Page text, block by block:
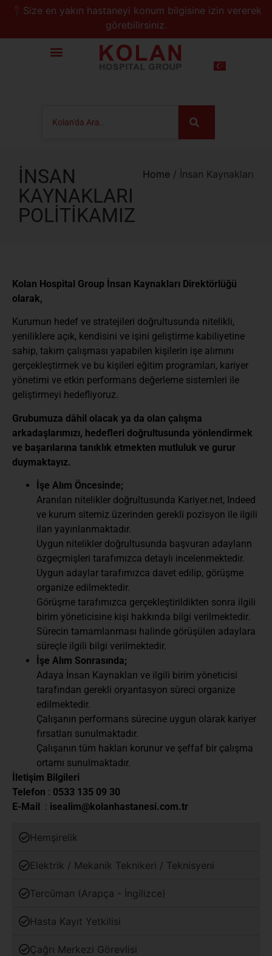
📍Size en yakın hastaneyi konum bilgisine izin vererek
görebilirsiniz.
İNSAN
KAYNAKLARI
POLİTİKAMIZ
Home / İnsan Kaynakları
Kolan Hospital Group İnsan Kaynakları Direktörlüğü
olarak,
Kurumun hedef ve stratejileri doğrultusunda nitelikli,
yeniliklere açık, kendisini ve işini geliştirme kabiliyetine
sahip, takım çalışması yapabilen kişilerin işe alımını
gerçekleştirmek ve bu kişileri eğitim programları, kariyer
yönetimi ve etkin performans değerleme sistemleri ile
geliştirmeyi hedefliyoruz.
Grubumuza dâhil olacak ya da olan çalışma
arkadaşlarımızı, hedefleri doğrultusunda yönlendirmek
ve başarılarına tanıklık etmekten mutluluk ve gurur
duymaktayız.
İşe Alım Öncesinde;
Aranılan nitelikler doğrultusunda Kariyer.net, Indeed
ve kurum sitemiz üzerinden gerekli pozisyon ile ilgili
ilan yayınlanmaktadır.
Uygun nitelikler doğrultusunda başvuran adayların
özgeçmişleri tarafımızca detaylı incelenmektedir.
Uygun adaylar tarafımızca davet edilip, görüşme
organize edilmektedir.
Görüşme tarafımızca gerçekleştirildikten sonra ilgili
birim yöneticisine kişi hakkında bilgi verilmektedir.
Sürecin tamamlanması halinde görüşülen adaylara
süreçle ilgili bilgi verilmektedir.
İşe Alım Sonrasında;
Adaya İnsan Kaynakları ve ilgili birim yöneticisi
tarafından gerekli oryantasyon süreci organize
edilmektedir.
Çalışanın performans sürecine uygun olarak kariyer
fırsatları sunulmaktadır.
Çalışanın tüm hakları korunur ve şeffaf bir çalışma
ortamı sunulmaktadır.
İletişim Bilgileri
Telefon : 0533 135 09 30
E-Mail
: isealim@kolanhastanesi.com.tr
Hemşirelik
Elektrik / Mekanik Teknikeri / Teknisyeni
Tercüman (Arapça - İngilizce)
Hasta Kayıt Yetkilisi
Çağrı Merkezi Görevlisi